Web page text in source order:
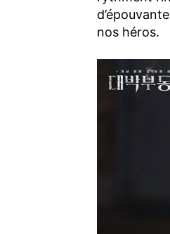
nos héros.